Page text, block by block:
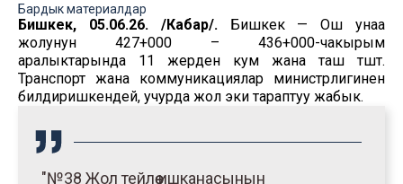
Бардык материалдар
Бишкек, 05.06.26. /Кабар/. Бишкек — Ош унаа
жолунун 427+000 – 436+000-чакырым
аралыктарында 11 жерден кум жана таш түштү.
Транспорт жана коммуникациялар министрлигинен
билдиришкендей, учурда жол эки тараптуу жабык.
"№38 Жол тейлөө ишканасынын